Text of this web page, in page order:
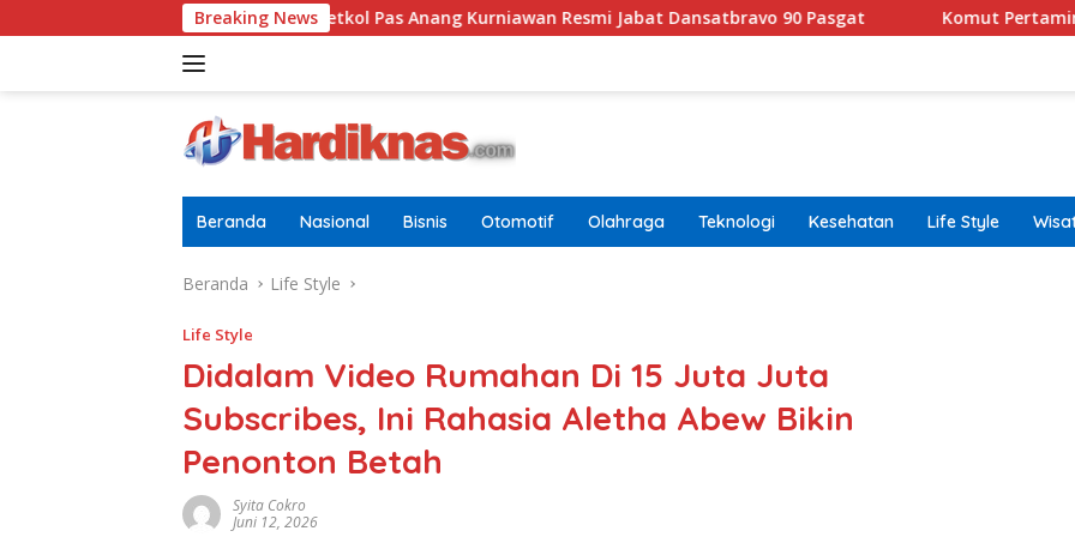
ke
Breaking News
Letkol Pas Anang Kurniawan Resmi Jabat Dansatbravo 90 Pasgat Komut Pertamina Tegaskan
Beranda Nasional Bisnis Otomotif Olahraga Teknologi Kesehatan Life Style
Beranda Life Style
Life Style
Didalam Video Rumahan Di 15 Juta Juta
Subscribes, Ini Rahasia Aletha Abew Bikin
Penonton Betah
Syita Cokro
Juni 12, 2026